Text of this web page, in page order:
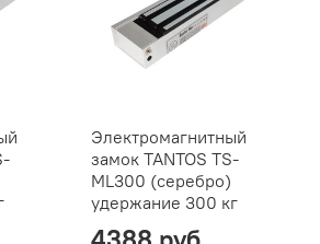
Электромагнитный
замок TANTOS TS-
ML300 (серебро)
удержание 300 кг